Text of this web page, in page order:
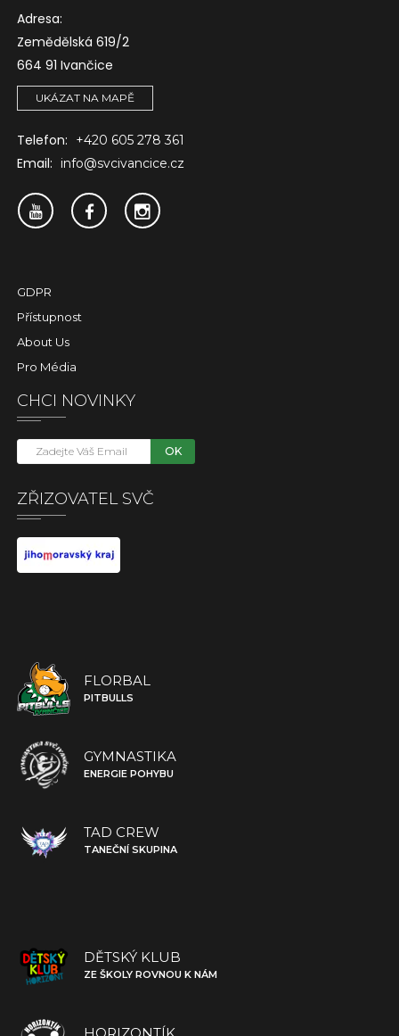
Adresa:
Zemědělská 619/2
664 91 Ivančice
UKÁZAT NA MAPĚ
Telefon: +420 605 278 361
Email: info@svcivancice.cz
GDPR
Přístupnost
About Us
Pro Média
CHCI NOVINKY
OK
ZŘIZOVATEL SVČ
FLORBAL
PITBULLS
GYMNASTIKA
ENERGIE POHYBU
TAD CREW
TANEČNÍ SKUPINA
DĚTSKÝ KLUB
ZE ŠKOLY ROVNOU K NÁM